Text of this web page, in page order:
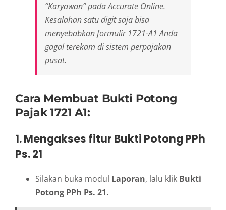
“Karyawan” pada Accurate Online.
Kesalahan satu digit saja bisa
menyebabkan formulir 1721-A1 Anda
gagal terekam di sistem perpajakan
pusat.
Cara Membuat Bukti Potong
Pajak 1721 A1:
1. Mengakses fitur Bukti Potong PPh
Ps. 21
Silakan buka modul Laporan, lalu klik Bukti
Potong PPh Ps. 21.